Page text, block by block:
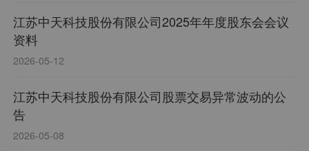
江苏中天科技股份有限公司2025年年度股东会会议
资料
2026-05-12
江苏中天科技股份有限公司股票交易异常波动的公
告
2026-05-08